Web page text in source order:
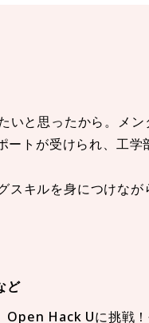
と思ったから。メ
トが受けられ、工
キルを身につけな
ど
Open Hack Uに挑戦